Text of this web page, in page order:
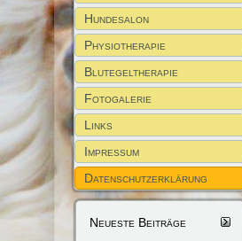
Hundesalon
Physiotherapie
Blutegeltherapie
Fotogalerie
Links
Impressum
Datenschutzerklärung
Neueste Beiträge